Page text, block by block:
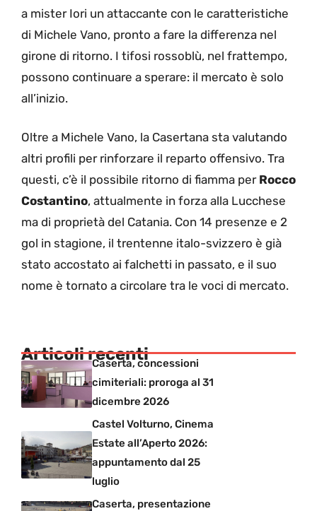
a mister Iori un attaccante con le caratteristiche
di Michele Vano, pronto a fare la differenza nel
girone di ritorno. I tifosi rossoblù, nel frattempo,
possono continuare a sperare: il mercato è solo
all’inizio.
Oltre a Michele Vano, la Casertana sta valutando
altri profili per rinforzare il reparto offensivo. Tra
questi, c’è il possibile ritorno di fiamma per Rocco
Costantino, attualmente in forza alla Lucchese
ma di proprietà del Catania. Con 14 presenze e 2
gol in stagione, il trentenne italo-svizzero è già
stato accostato ai falchetti in passato, e il suo
nome è tornato a circolare tra le voci di mercato.
Articoli recenti
Caserta, concessioni
cimiteriali: proroga al 31
dicembre 2026
Castel Volturno, Cinema
Estate all’Aperto 2026:
appuntamento dal 25
luglio
Caserta, presentazione